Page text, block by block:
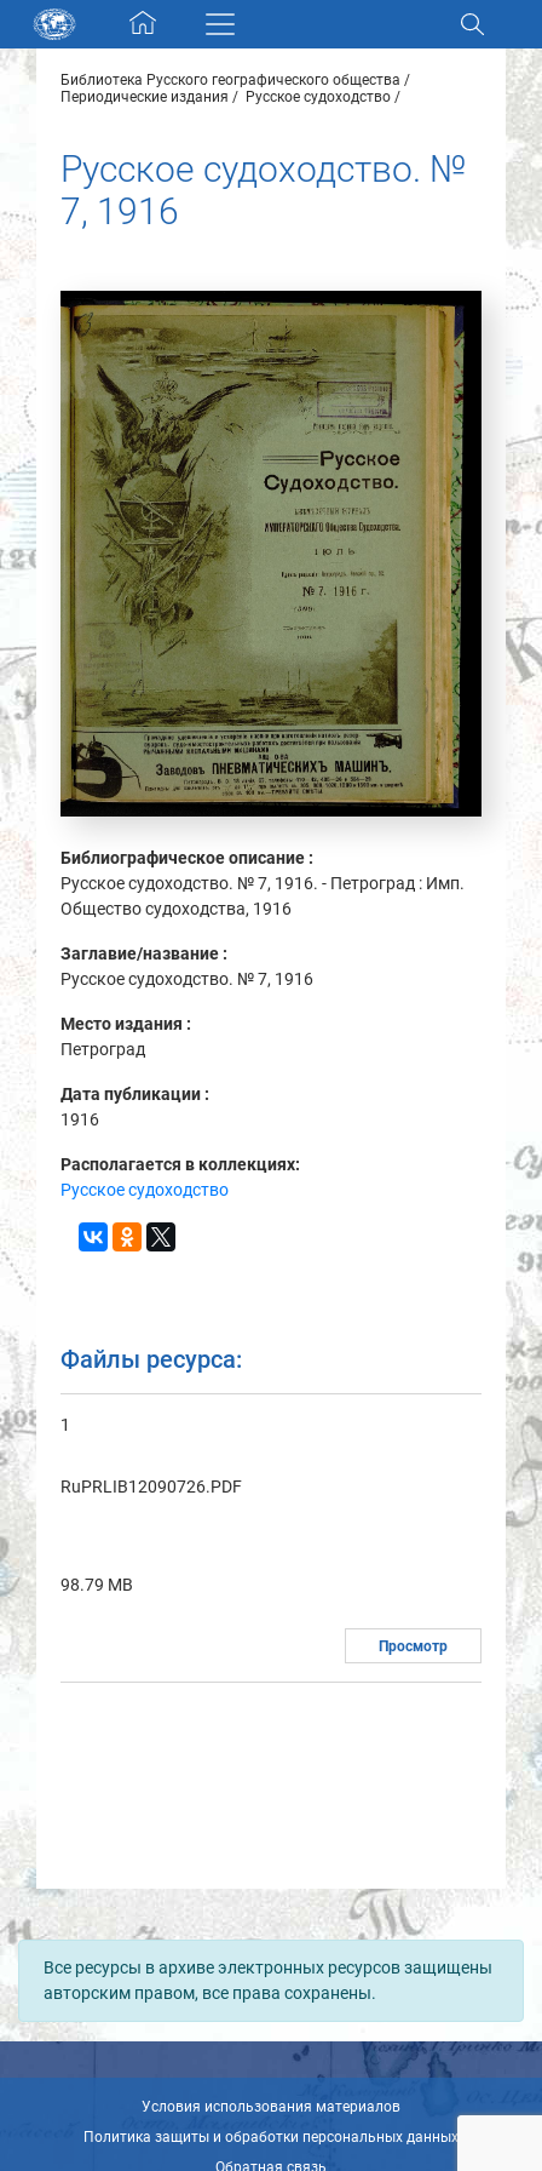
Skip navigation
Разделы и коллекции
Электронный каталог
Новости
О нас
Контакты
Партнеры
Найти
Библиотека Русского географического общества
Периодические издания
Русское судоходство
Русское судоходство. №
7, 1916
Библиографическое описание :
Русское судоходство. № 7, 1916. - Петроград : Имп.
Общество судоходства, 1916
Заглавие/название :
Русское судоходство. № 7, 1916
Место издания :
Петроград
Дата публикации :
1916
Располагается в коллекциях:
Русское судоходство
Файлы ресурса:
1
RuPRLIB12090726.PDF
98.79 MB
Просмотр
Все ресурсы в архиве электронных ресурсов защищены
авторским правом, все права сохранены.
Условия использования материалов
Политика защиты и обработки персональных данных
Обратная связь